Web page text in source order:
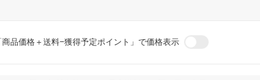
商品価格＋送料−獲得予定ポイント」で価格表示